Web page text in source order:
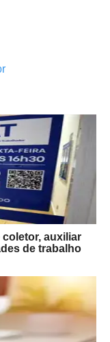
coletor, auxiliar
de trabalho